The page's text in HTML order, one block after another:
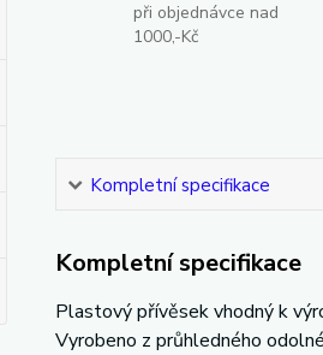
při objednávce nad
1000,-Kč
Kompletní specifikace
Kompletní specifikace
Plastový přívěsek vhodný k
Vyrobeno z průhledného